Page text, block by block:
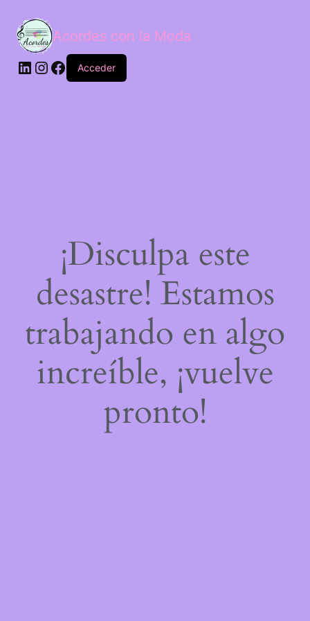
Acordes con la Moda
Acceder
¡Disculpa este
desastre! Estamos
trabajando en algo
increíble, ¡vuelve
pronto!